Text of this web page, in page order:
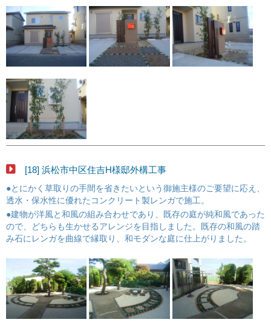
[18] 浜松市中区住吉H様邸外構工事
●とにかく草取りの手間を省きたいという御施主様のご要望に応え、
透水・保水性に優れたコンクリート製レンガで施工。
●建物が洋風と和風の組み合わせであり、既存の庭が純和風であった
ので、どちらも生かせるアレンジを目指しました。既存の和風の踏
み石にレンガを曲線で縁取り、和モダンな庭に仕上がりました。